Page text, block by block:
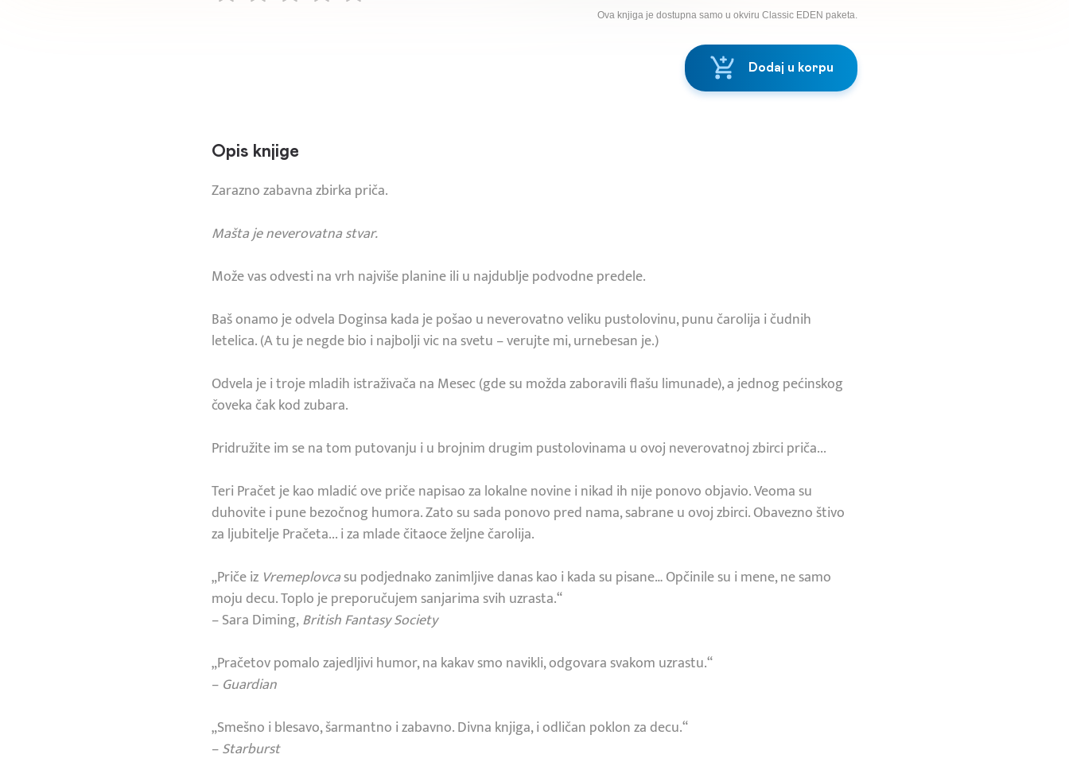
Ova knjiga je dostupna samo u okviru Classic EDEN paketa.
Dodaj u korpu
Opis knjige
Zarazno zabavna zbirka priča.
Mašta je neverovatna stvar.
Može vas odvesti na vrh najviše planine ili u najdublje podvodne predele.
Baš onamo je odvela Doginsa kada je pošao u neverovatno veliku pustolovinu, punu čarolija i čudnih
letelica. (A tu je negde bio i najbolji vic na svetu – verujte mi, urnebesan je.)
Odvela je i troje mladih istraživača na Mesec (gde su možda zaboravili flašu limunade), a jednog pećinskog
čoveka čak kod zubara.
Pridružite im se na tom putovanju i u brojnim drugim pustolovinama u ovoj neverovatnoj zbirci priča...
Teri Pračet je kao mladić ove priče napisao za lokalne novine i nikad ih nije ponovo objavio. Veoma su
duhovite i pune bezočnog humora. Zato su sada ponovo pred nama, sabrane u ovoj zbirci. Obavezno štivo
za ljubitelje Pračeta... i za mlade čitaoce željne čarolija.
„Priče iz Vremeplovcasu podjednako zanimljive danas kao i kada su pisane… Opčinile su i mene, ne samo
moju decu. Toplo je preporučujem sanjarima svih uzrasta.“
– Sara Diming,British Fantasy Society
„Pračetov pomalo zajedljivi humor, na kakav smo navikli, odgovara svakom uzrastu.“
– Guardian
„Smešno i blesavo, šarmantno i zabavno. Divna knjiga, i odličan poklon za decu.“
–Starburst